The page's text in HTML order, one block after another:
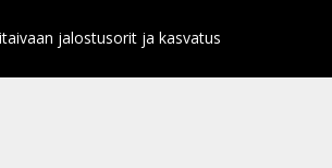
jalostusorit ja kasvatus